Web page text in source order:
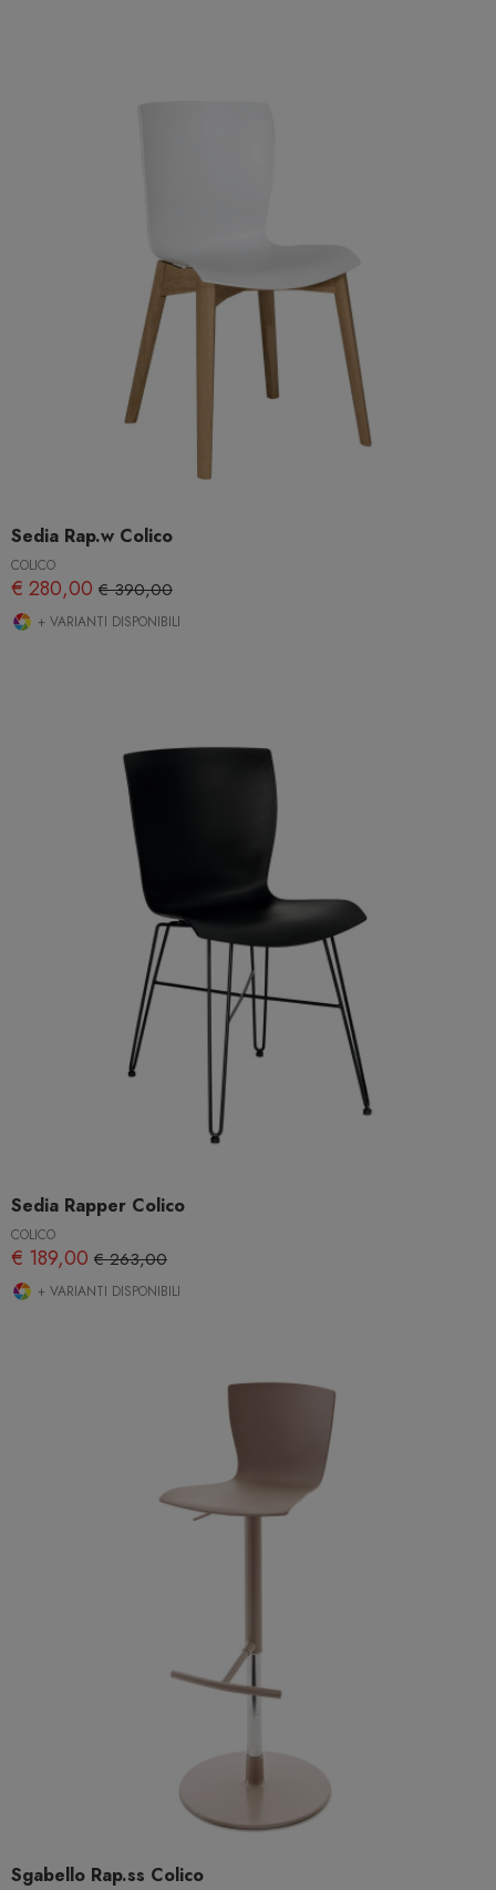
Sedia Rap.w Colico
COLICO
€ 280,00 € 390,00
+ VARIANTI DISPONIBILI
Sedia Rapper Colico
COLICO
€ 189,00 € 263,00
+ VARIANTI DISPONIBILI
Sgabello Rap.ss Colico